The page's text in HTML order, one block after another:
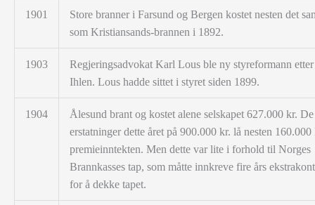
1901
Store branner i Farsund og Bergen kostet nesten det
som Kristiansands-brannen i 1892.
1903
Regjeringsadvokat Karl Lous ble ny styreformann etter
Ihlen. Lous hadde sittet i styret siden 1899.
1904
Ålesund brant og kostet alene selskapet 627.000 kr. De
erstatninger dette året på 900.000 kr. lå nesten 160.000
premieinntekten. Men dette var lite i forhold til Norges
Brannkasses tap, som måtte innkreve fire års
for å dekke tapet.